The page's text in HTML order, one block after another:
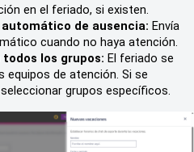
en el feriado, si existen.
automático de ausencia: Envía
cuando no haya atención.
los grupos: El feriado se
equipos de atención. Si se
grupos específicos.